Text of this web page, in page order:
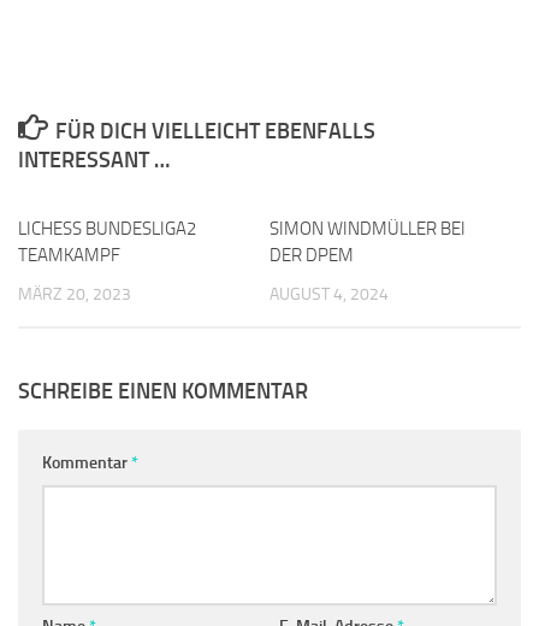
FÜR DICH VIELLEICHT EBENFALLS
INTERESSANT …
LICHESS BUNDESLIGA2
TEAMKAMPF
MÄRZ 20, 2023
SIMON WINDMÜLLER BEI
DER DPEM
AUGUST 4, 2024
SCHREIBE EINEN KOMMENTAR
Kommentar*